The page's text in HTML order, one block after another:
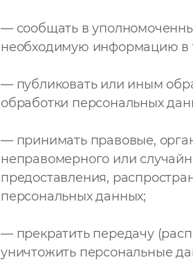
— сообщать в
необходимую информацию в
— публиковать или иным
обработки персональных
— принимать правовые,
неправомерного или
предоставления,
персональных данных;
— прекратить передачу
уничтожить персональные